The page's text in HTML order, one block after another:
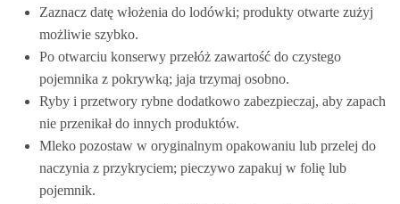
Zaznacz datę włożenia do lodówki; produkty otwarte zużyj
możliwie szybko.
Po otwarciu konserwy przełóż zawartość do czystego
pojemnika z pokrywką; jaja trzymaj osobno.
Ryby i przetwory rybne dodatkowo zabezpieczaj, aby zapach
nie przenikał do innych produktów.
Mleko pozostaw w oryginalnym opakowaniu lub przelej do
naczynia z przykryciem; pieczywo zapakuj w folię lub
pojemnik.